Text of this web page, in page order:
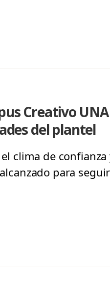
Creativo
del plantel
clima de
para